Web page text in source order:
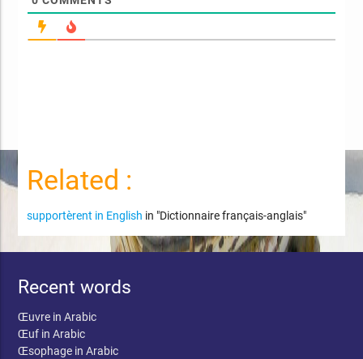
Related :
supportèrent in English in "Dictionnaire français-anglais"
Recent words
Œuvre in Arabic
Œuf in Arabic
Œsophage in Arabic